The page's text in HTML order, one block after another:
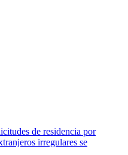
de residencia por
irregulares se